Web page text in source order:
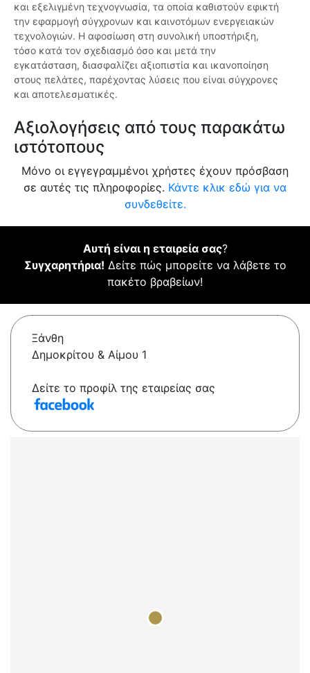
και εξελιγμένη τεχνογνωσία, τα οποία καθιστούν εφικτή
την εφαρμογή σύγχρονων και καινοτόμων ενεργειακών
τεχνολογιών. Η αφοσίωση στη συνολική υποστήριξη,
τόσο κατά τον σχεδιασμό όσο και μετά την
εγκατάσταση, διασφαλίζει αξιοπιστία και ικανοποίηση
στους πελάτες, παρέχοντας λύσεις που είναι σύγχρονες
και αποτελεσματικές.
Αξιολογήσεις από τους παρακάτω
ιστότοπους
Μόνο οι εγγεγραμμένοι χρήστες έχουν πρόσβαση
σε αυτές τις πληροφορίες. Κάντε κλικ εδώ για να
συνδεθείτε.
Αυτή είναι η εταιρεία σας?
Συγχαρητήρια! Δείτε πώς μπορείτε να λάβετε το
πακέτο βραβείων!
Ξάνθη
Δημοκρίτου & Αίμου 1
Δείτε το προφίλ της εταιρείας σας